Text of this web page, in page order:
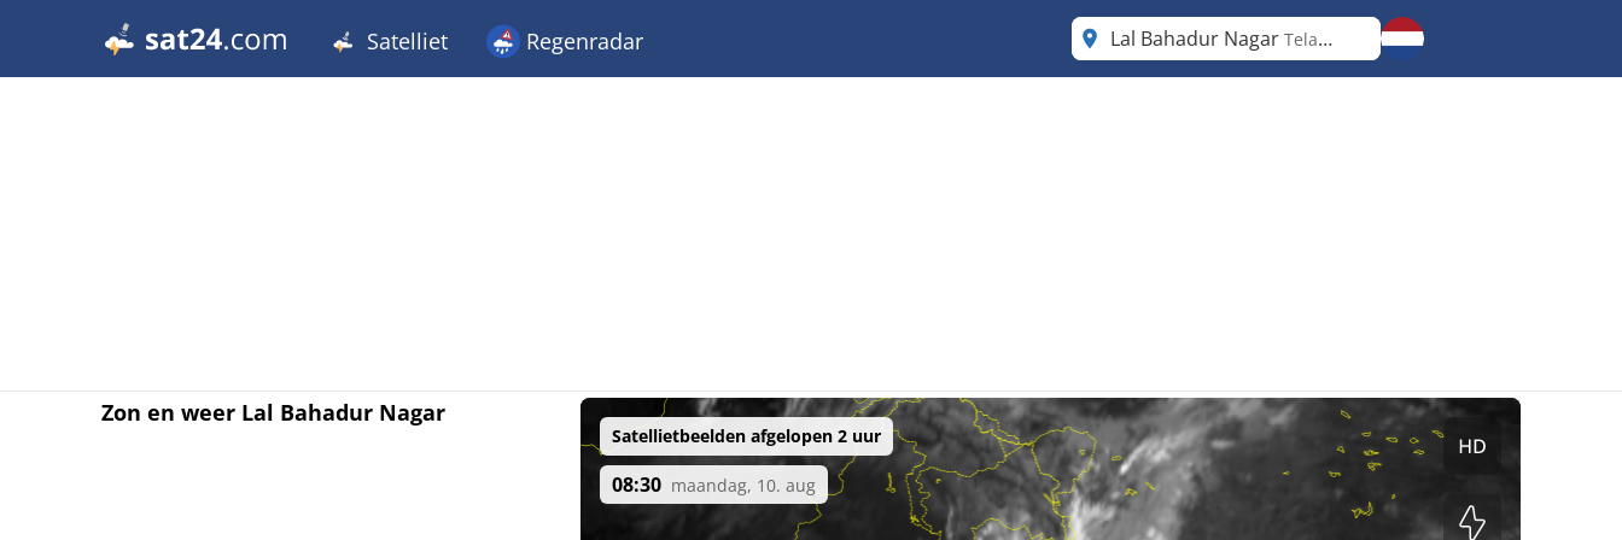
Satelliet Regenradar Lal Bahadur Nagar Telangana
Zon en weer Lal Bahadur Nagar
Satellietbeelden afgelopen 2 uur
08:30 maandag, 10. aug